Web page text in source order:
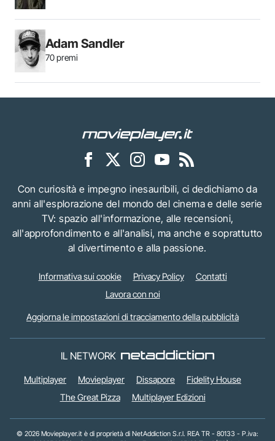
Adam Sandler
70 premi
Con curiosità e impegno inesauribili, ci dedichiamo da
anni all'esplorazione del mondo del cinema e delle serie
TV: spazio all'informazione, alle recensioni,
all'approfondimento e all'analisi, ma anche e soprattutto
al divertimento e alla passione.
Informativa sui cookie Privacy Policy
Contatti
Lavora con noi
Aggiorna le impostazioni di tracciamento della pubblicità
IL NETWORK
Multiplayer Movieplayer Dissapore
Fidelity House
The Great Pizza
Multiplayer Edizioni
© 2026 Movieplayer.it è di proprietà di NetAddiction S.r.l. REA TR - 80133 - P.iva: